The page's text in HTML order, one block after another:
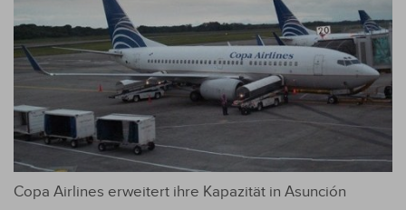
Copa Airlines erweitert ihre Kapazität in Asunción